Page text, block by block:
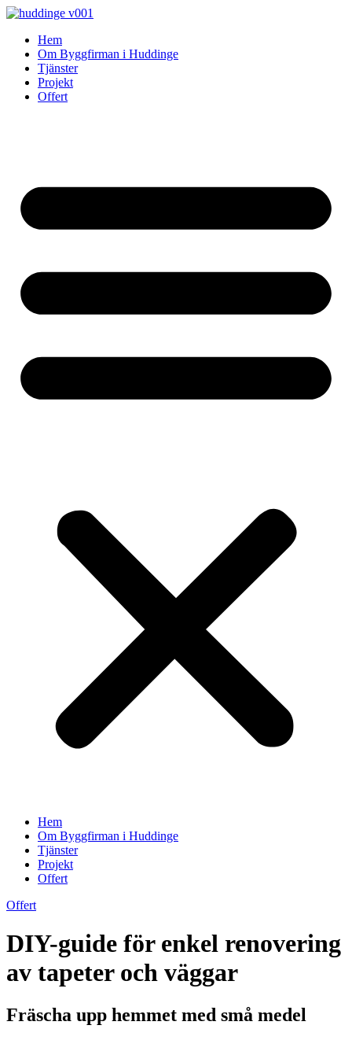
Skip
contentHem
Om Byggfirman i Huddinge
Tjänster
Projekt
Offert
Hem
Om Byggfirman i Huddinge
Tjänster
Projekt
Offert
Offert
DIY-guide för enkel renovering
av tapeter och väggar
Fräscha upp hemmet med små medel